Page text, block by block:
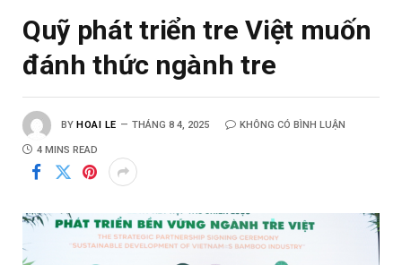
Quỹ phát triển tre Việt muốn
đánh thức ngành tre
BY HOAI LE THÁNG 8 4, 2025 KHÔNG CÓ BÌNH LUẬN
4 MINS READ